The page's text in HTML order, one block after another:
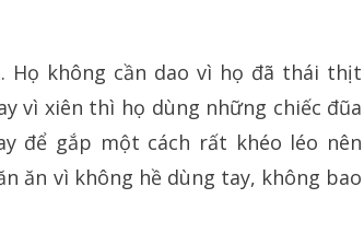
Họ không cần dao vì họ đã thái thịt
vì xiên thì họ dùng những chiếc đũa
để gắp một cách rất khéo léo nên
ăn vì không hề dùng tay, không bao